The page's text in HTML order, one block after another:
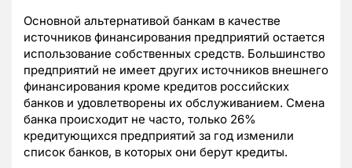
Основной альтернативой банкам в качестве
источников финансирования предприятий остается
использование собственных средств. Большинство
предприятий не имеет других источников внешнего
финансирования кроме кредитов российских
банков и удовлетворены их обслуживанием. Смена
банка происходит не часто, только 26%
кредитующихся предприятий за год изменили
список банков, в которых они берут кредиты.